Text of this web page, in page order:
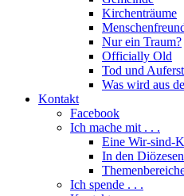
Kirchenträume
Nur ein Traum?
Officially Old
Tod und
Was wird aus
Kontakt
Facebook
Ich mache mit . . .
Eine Wir-sind-
In den Diözesen
Ich spende . . .